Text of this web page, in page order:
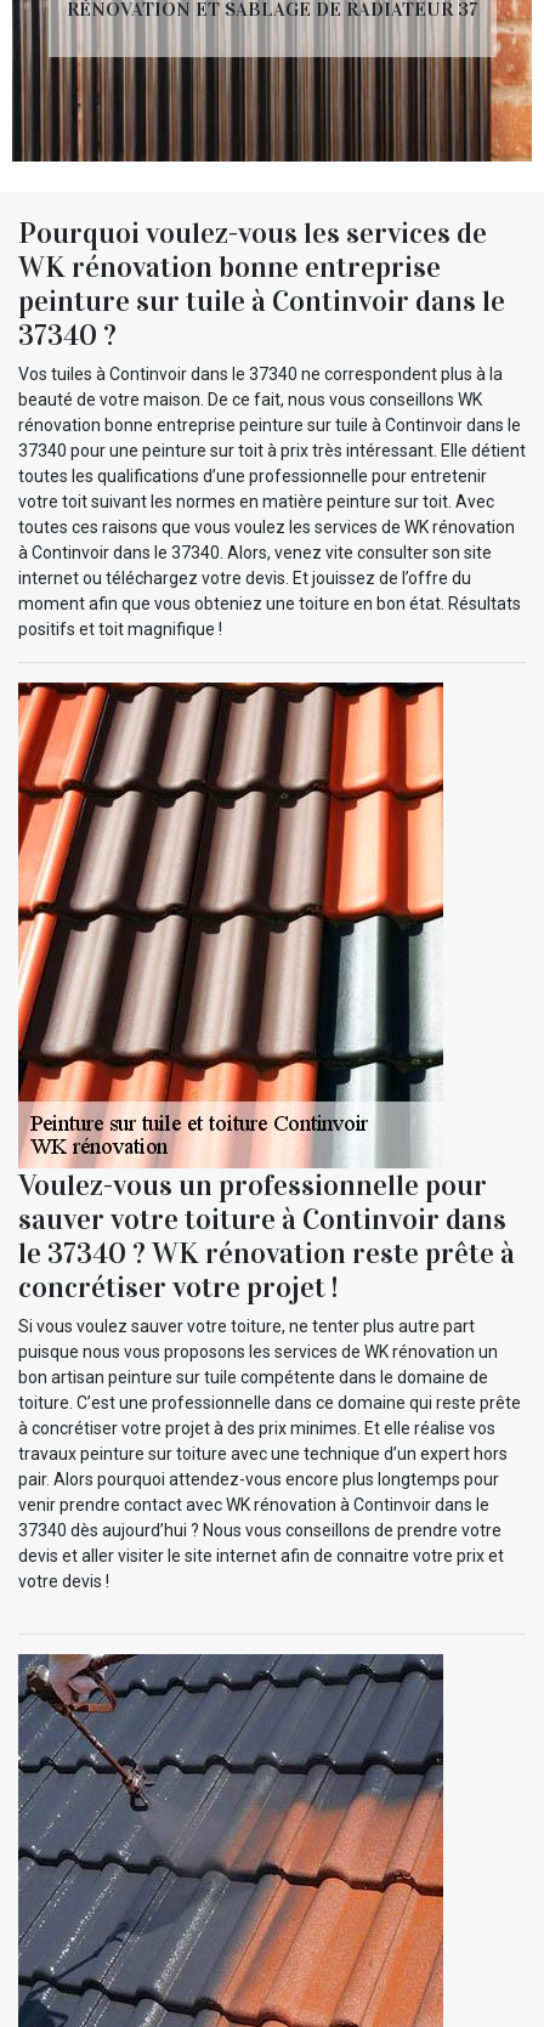
RÉNOVATION ET SABLAGE DE RADIATEUR 37
Pourquoi voulez-vous les services de
WK rénovation bonne entreprise
peinture sur tuile à Continvoir dans le
37340 ?
Vos tuiles à Continvoir dans le 37340 ne correspondent plus à la
beauté de votre maison. De ce fait, nous vous conseillons WK
rénovation bonne entreprise peinture sur tuile à Continvoir dans le
37340 pour une peinture sur toit à prix très intéressant. Elle détient
toutes les qualifications d’une professionnelle pour entretenir
votre toit suivant les normes en matière peinture sur toit. Avec
toutes ces raisons que vous voulez les services de WK rénovation
à Continvoir dans le 37340. Alors, venez vite consulter son site
internet ou téléchargez votre devis. Et jouissez de l’offre du
moment afin que vous obteniez une toiture en bon état. Résultats
positifs et toit magnifique !
Voulez-vous un professionnelle pour
sauver votre toiture à Continvoir dans
le 37340 ? WK rénovation reste prête à
concrétiser votre projet !
Si vous voulez sauver votre toiture, ne tenter plus autre part
puisque nous vous proposons les services de WK rénovation un
bon artisan peinture sur tuile compétente dans le domaine de
toiture. C’est une professionnelle dans ce domaine qui reste prête
à concrétiser votre projet à des prix minimes. Et elle réalise vos
travaux peinture sur toiture avec une technique d’un expert hors
pair. Alors pourquoi attendez-vous encore plus longtemps pour
venir prendre contact avec WK rénovation à Continvoir dans le
37340 dès aujourd’hui ? Nous vous conseillons de prendre votre
devis et aller visiter le site internet afin de connaitre votre prix et
votre devis !